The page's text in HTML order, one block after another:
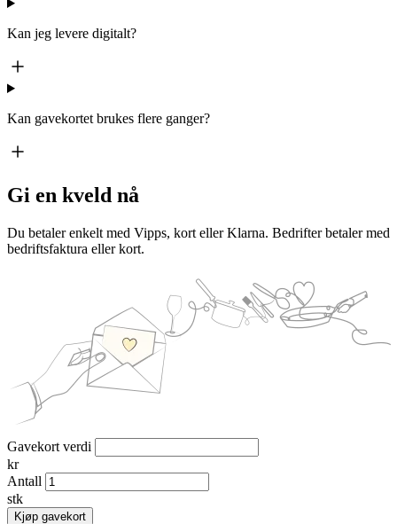
Kan jeg levere digitalt?
Kan gavekortet brukes flere ganger?
Gi en kveld nå
Du betaler enkelt med Vipps, kort eller Klarna. Bedrifter betaler med
bedriftsfaktura eller kort.
Gavekort verdi
kr
Antall
stk
Kjøp gavekort